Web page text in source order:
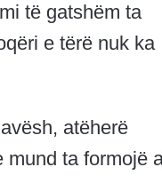
të gatshëm ta
e tërë nuk ka
atëherë
mund ta formojë